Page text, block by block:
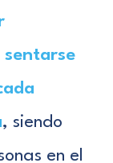
sentarse
, siendo
en el